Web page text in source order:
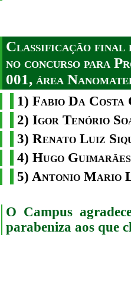
Classificação final
no concurso para
001, área
1) Fabio Da
2) Igor Tenório
3) Renato Luiz
4) Hugo
5) Antonio Mario
O Campus
parabeniza aos que